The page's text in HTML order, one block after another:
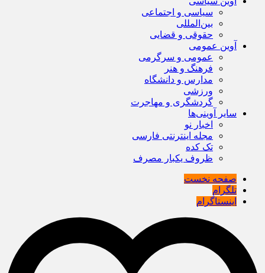
سیاسی و اجتماعی
بین‌المللی
حقوقی و قضایی
آوین عمومی
عمومی و سرگرمی
فرهنگ و هنر
مدارس و دانشگاه
ورزشی
گردشگری و مهاجرت
سایر آوینی‌ها
اخبار نو
مجله اینترنتی فارسی
تک کده
ظروف یکبار مصرف
صفحه نخست
تلگرام
اینستاگرام